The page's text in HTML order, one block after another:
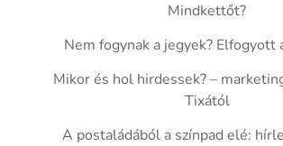
Mindkettőt?
Nem fogynak a jegyek? Elfogyott
Mikor és hol hirdessek? –
Tixától
A postaládából a színpad elé: